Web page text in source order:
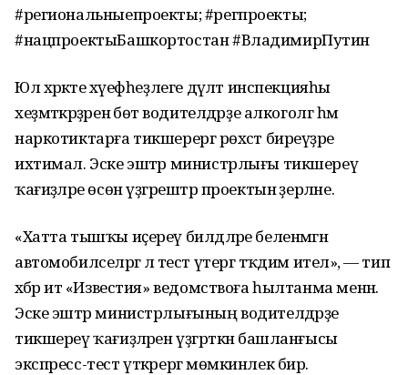
#региональныепроекты; #регпроекты;
#нацпроектыБашкортостан #ВладимирПутин
Юл хәрәкәте хәүефһеҙлеге дәүләт инспекцияһы
хеҙмәткәрҙәренә бөтә водителдәрҙе алкоголгә һәм
наркотиктарға тикшерергә рөхсәт биреүҙәре
ихтимал. Эске эштәр министрлығы тикшереү
ҡағиҙәләре өсөн үҙгәрештәр проектын әҙерләне.
«Хатта тышҡы иҫереү билдәләре беленмәгән
автомобилселәргә лә тест үтергә тәҡдим ителә», — тип
хәбәр итә «Известия» ведомствоға һылтанма менән.
Эске эштәр министрлығының водителдәрҙе
тикшереү ҡағиҙәләрен үҙгәрткән башланғысы
экспресс-тест үткәрергә мөмкинлек бирә.